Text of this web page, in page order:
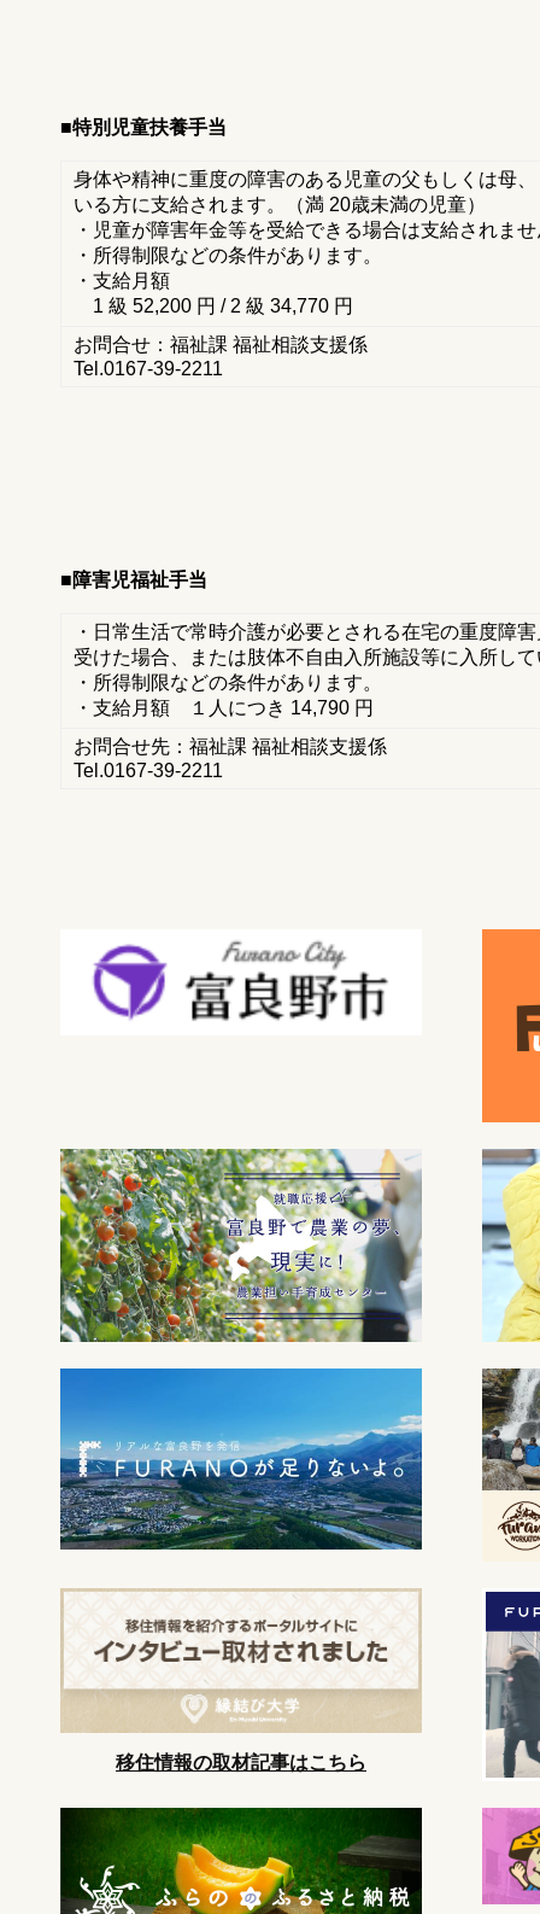
■特別児童扶養手当
身体や精神に重度の障害のある児童の父もしくは母
いる方に支給されます。（満 20歳未満の児童）
・児童が障害年金等を受給できる場合は支給されま
・所得制限などの条件があります。
・支給月額
1 級 52,200 円 / 2 級 34,770 円
お問合せ：福祉課 福祉相談支援係
Tel.0167-39-2211
■障害児福祉手当
・日常生活で常時介護が必要とされる在宅の重度障
受けた場合、または肢体不自由入所施設等に入所し
・所得制限などの条件があります。
・支給月額 １人につき 14,790 円
お問合せ先：福祉課 福祉相談支援係
Tel.0167-39-2211
移住情報の取材記事はこちら